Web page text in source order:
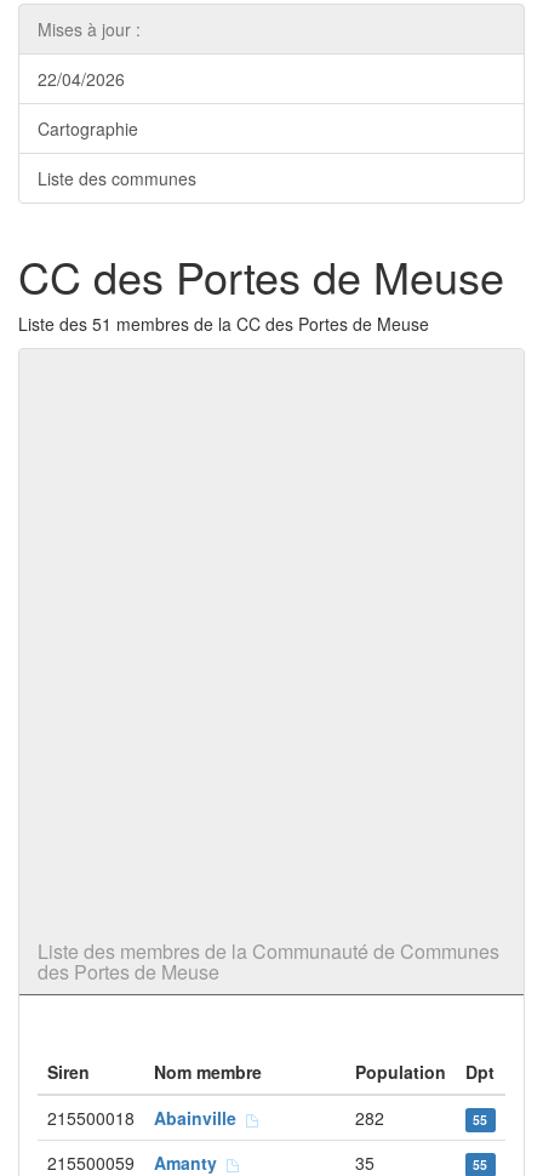
Mises à jour :
22/04/2026
Cartographie
Liste des communes
CC des Portes de Meuse
Liste des 51 membres de la CC des Portes de Meuse
Liste des membres de la Communauté de Communes
des Portes de Meuse
Siren Nom membre Population
Dpt
215500018
Abainville 282 55
215500059 Amanty 35 55